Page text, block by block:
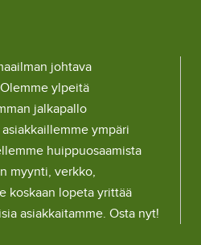
johtava
ylpeitä
jalkapallo
ympäri
huippuosaamista
myynti, verkko,
koskaan lopeta yrittää
asiakkaitamme. Osta nyt!